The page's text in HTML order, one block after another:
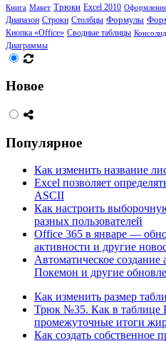
Книга Макет Трюки Excel 2010
Диапазон Строки Столбцы Формулы
Кнопка «Office» Сводные таблицы
Диаграммы
Новое
Популярное
Как изменить название
Excel позволяет
ASCII
Как настроить
разных пользователей
Office 365 в январе —
активности и другие
Автоматическое
Покемон и другие
Как изменить размер
Трюк №35. Как в таблице
промежуточные итоги
Как создать собственное